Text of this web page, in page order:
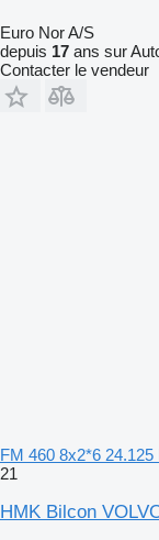
Euro Nor A/S
depuis 17 ans sur
Contacter le vendeur
FM 460 8x2*6 24.125
21
HMK Bilcon